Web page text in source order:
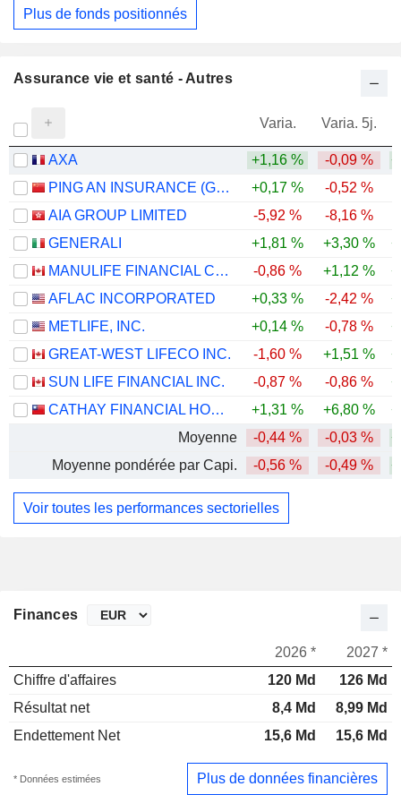
Plus de fonds positionnés
Assurance vie et santé - Autres
Varia. Varia. 5j.
AXA +1,16 % -0,09 %
PING AN INSURANCE (GROUP) COMPANY OF CHINA, LTD.
+0,17 % -0,52 %
AIA GROUP LIMITED
-5,92 % -8,16 %
GENERALI
+1,81 % +3,30 %
MANULIFE FINANCIAL CORPORATION
-0,86 % +1,12 %
AFLAC INCORPORATED
+0,33 % -2,42 %
METLIFE, INC.
+0,14 % -0,78 %
GREAT-WEST LIFECO INC.
-1,60 % +1,51 %
SUN LIFE FINANCIAL INC.
-0,87 % -0,86 %
CATHAY FINANCIAL HOLDING CO., LTD.
+1,31 % +6,80 %
Moyenne
-0,44 % -0,03 %
Moyenne pondérée par Capi.
-0,56 % -0,49 %
Voir toutes les performances sectorielles
Finances
2026 *
2027 *
Chiffre d'affaires
120 Md
126 Md
Résultat net
8,4 Md
8,99 Md
Endettement Net
15,6 Md 15,6 Md
* Données estimées Plus de données financières